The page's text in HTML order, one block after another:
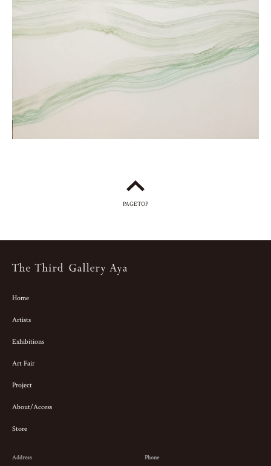
PAGETOP
Home
Artists
Exhibitions
Art Fair
Project
About/Access
Store
Address Phone